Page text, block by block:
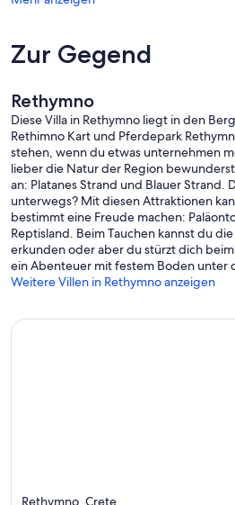
Zur Gegend
Rethymno
Diese Villa in Rethymno liegt in den
Rethimno Kart und Pferdepark
stehen, wenn du etwas unternehmen
lieber die Natur der Region
an: Platanes Strand und Blauer Strand.
unterwegs? Mit diesen Attraktionen
bestimmt eine Freude machen:
Reptisland. Beim Tauchen kannst du
erkunden oder aber du stürzt dich
ein Abenteuer mit festem Boden unter
Weitere Villen in Rethymno anzeigen
Rethymno, Crete